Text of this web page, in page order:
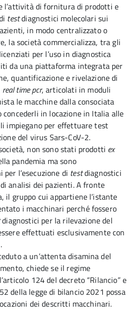
l’attività di fornitura di prodotti e
testdiagnostici molecolari sui
in modo centralizzato o
la società commercializza, tra gli
per l’uso in diagnostica
da una piattaforma integrata per
quantificazione e rivelazione di
real time pcr, articolati in moduli
le macchine dalla consociata
in locazione in Italia alle
impiegano per effettuare test
del virus Sars-CoV-2.
non sono stati prodotti ex
pandemia ma sono
l’esecuzione di testdiagnostici
analisi dei pazienti. A fronte
il gruppo cui appartiene l’istante
i macchinari perché fossero
diagnostici per la rilevazione del
effettuati esclusivamente con
a un’attenta disamina del
chiede se il regime
124 del decreto “Rilancio” e
della legge di bilancio 2021 possa
dei descritti macchinari.